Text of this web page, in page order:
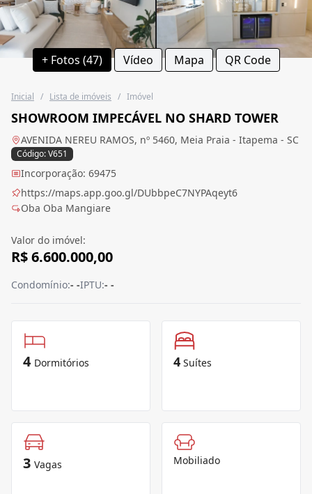
+ Fotos (47) Vídeo Mapa QR Code
Inicial / Lista de imóveis / Imóvel
SHOWROOM IMPECÁVEL NO SHARD TOWER
AVENIDA NEREU RAMOS, nº 5460, Meia Praia - Itapema - SC
Código: V651
Incorporação: 69475
https://maps.app.goo.gl/DUbbpeC7NYPAqeyt6
Oba Oba Mangiare
Valor do imóvel:
R$ 6.600.000,00
Condomínio:- -IPTU:- -
4 Dormitórios 4 Suítes
3 Vagas Mobiliado